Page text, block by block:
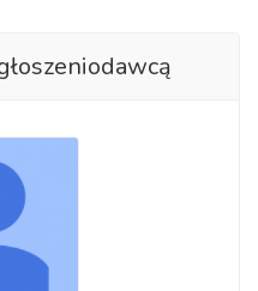
kodeksu CAO
€15.97 brutto/h +
między €400-€500
wakacyjny